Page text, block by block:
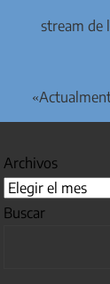
stream de
Archivos
Buscar